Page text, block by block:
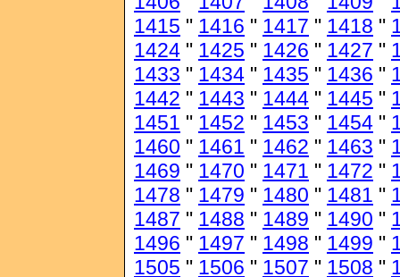
1415 " 1416 " 1417 " 1418 "
1424 " 1425 " 1426 " 1427 "
1433 " 1434 " 1435 " 1436 "
1442 " 1443 " 1444 " 1445 "
1451 " 1452 " 1453 " 1454 "
1460 " 1461 " 1462 " 1463 "
1469 " 1470 " 1471 " 1472 "
1478 " 1479 " 1480 " 1481 "
1487 " 1488 " 1489 " 1490 "
1496 " 1497 " 1498 " 1499 "
1505 " 1506 " 1507 " 1508 "